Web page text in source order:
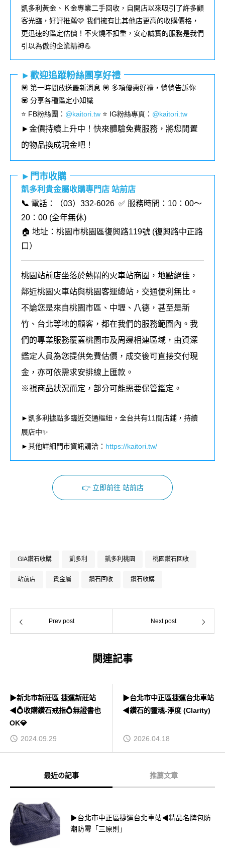
凱多利黃金、Ｋ金專業二手回收，自開店以來吸引了許多顧
客光臨，好評推薦🩷 我們擁有比其他店更高的收購價格，
更迅速的鑑定估價！不火燒不扣重，安心誠實的服務是我們
引以為傲的企業精神💪
►歡迎追蹤粉絲團享好禮
💟 第一時間放送最新消息 💟 多項優惠好禮，悄悄告訴你
💟 分享各種鑑定小知識
⭐️ FB粉絲團 ： @kaitori.tw ⭐️ IG粉絲專頁 ： @kaitori.tw
►金價持續上升中！快來體驗免費服務，將您閒置
的物品換成現金吧！
►門市收購
凱多利貴金屬收購專門店 站前店
📞 電話：（03）332-6026 ✅ 服務時間：10：00～
20：00 (全年無休)
🏠 地址：桃園市桃園區復興路119號 (復興路中正路
口）
桃園站前店坐落於熱鬧的火車站商圈，地點絕佳，
鄰近桃園火車站與桃園客運總站，交通便利無比。
不論您是來自桃園市區、中壢、八德，甚至是新
竹、台北等地的顧客，都在我們的服務範圍內。我
們的專業服務覆蓋桃園市及周邊相連區域，由資深
鑑定人員為您提供免費估價，成交後可直接交付現
金，亦可依需求安排線上匯款。
※視商品狀況而定，部分可能需要保管鑑定。
►凱多利據點多臨近交通樞紐，全台共有11間店鋪，持續
展店中✨
►其他詳細門市資訊請洽： https://kaitori.tw/
👉 立即前往 站前店
GIA鑽石收購 凱多利 凱多利桃園 桃園鑽石回收
站前店 貴金屬 鑽石回收 鑽石收購
Prev post Next post
関連記事
▶新北市新莊區 捷運新莊站
◀💍收購鑽石戒指💍無證書也
OK💎
2024.09.29
▶台北市中正區捷運台北車站
◀鑽石的靈魂-淨度 (Clarity)
2026.04.18
最近の記事 推薦文章
▶台北市中正區捷運台北車站◀精品名牌包防
潮防霉「三原則」